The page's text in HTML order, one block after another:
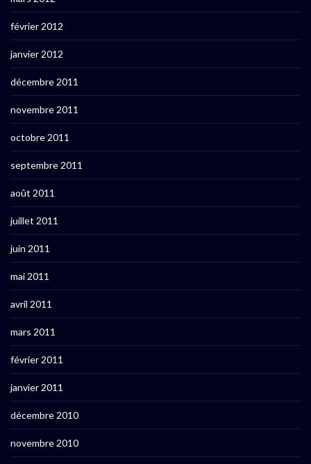
février 2012
janvier 2012
décembre 2011
novembre 2011
octobre 2011
septembre 2011
août 2011
juillet 2011
juin 2011
mai 2011
avril 2011
mars 2011
février 2011
janvier 2011
décembre 2010
novembre 2010